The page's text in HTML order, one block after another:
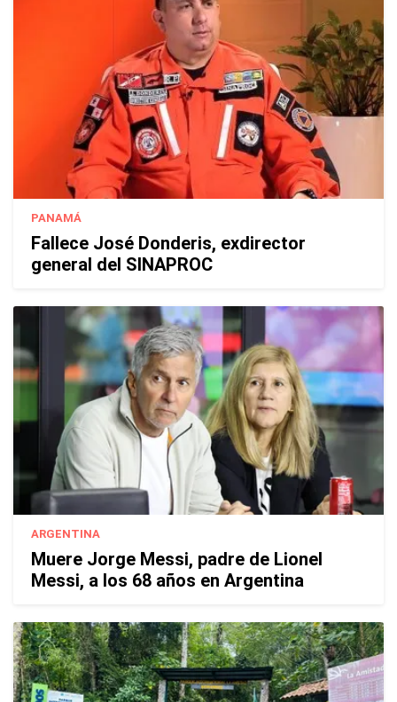
PANAMÁ
Fallece José Donderis, exdirector
general del SINAPROC
ARGENTINA
Muere Jorge Messi, padre de Lionel
Messi, a los 68 años en Argentina